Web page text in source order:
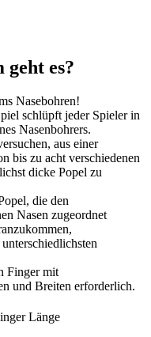
geht es?
Nasebohren!
schlüpft jeder Spieler in
Nasenbohrers.
aus einer
bis zu acht verschiedenen
dicke Popel zu
die den
Nasen zugeordnet
Finger mit
und Breiten erforderlich.